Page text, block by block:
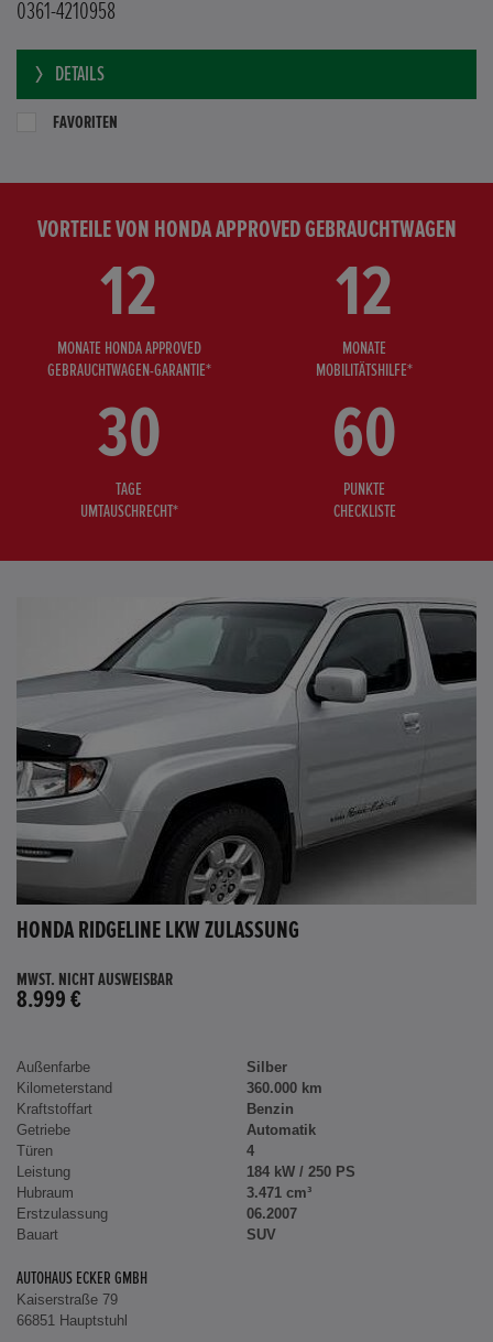
0361-4210958
DETAILS
FAVORITEN
VORTEILE VON HONDA APPROVED GEBRAUCHTWAGEN
12
MONATE HONDA APPROVED
GEBRAUCHTWAGEN-GARANTIE*
12
MONATE
MOBILITÄTSHILFE*
30
TAGE
UMTAUSCHRECHT*
60
PUNKTE
CHECKLISTE
HONDA RIDGELINE LKW ZULASSUNG
MWST. NICHT AUSWEISBAR
8.999 €
Außenfarbe
Silber
Kilometerstand
360.000 km
Kraftstoffart
Benzin
Getriebe
Automatik
Türen
4
Leistung
184 kW / 250 PS
Hubraum
3.471 cm³
Erstzulassung
06.2007
Bauart
SUV
AUTOHAUS ECKER GMBH
Kaiserstraße 79
66851 Hauptstuhl